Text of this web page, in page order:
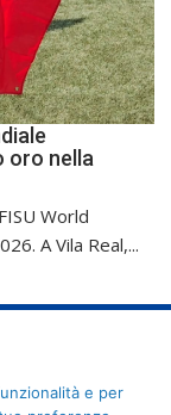
oro nella
World
A Vila Real,...
Universitario - Via
e per